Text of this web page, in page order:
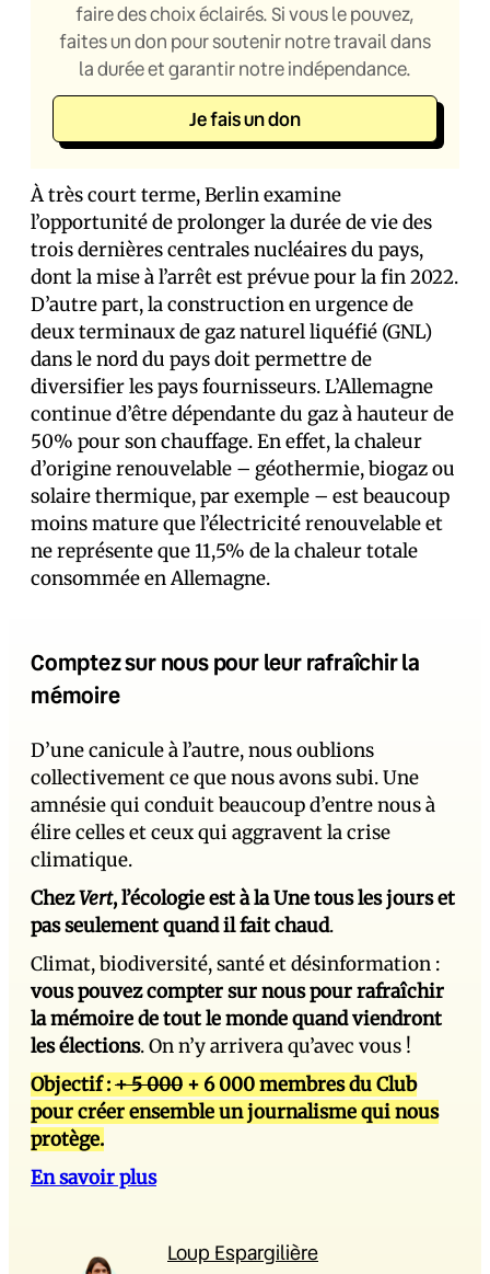
faire des choix éclairés. Si vous le pouvez,
faites un don pour soutenir notre travail dans
la durée et garantir notre indépendance.
Je fais un don
À très court terme, Berlin examine
l’opportunité de prolonger la durée de vie des
trois dernières centrales nucléaires du pays,
dont la mise à l’arrêt est prévue pour la fin 2022.
D’autre part, la construction en urgence de
deux terminaux de gaz naturel liquéfié (GNL)
dans le nord du pays doit permettre de
diversifier les pays fournisseurs. L’Allemagne
continue d’être dépendante du gaz à hauteur de
50% pour son chauffage. En effet, la chaleur
d’origine renouvelable – géothermie, biogaz ou
solaire thermique, par exemple – est beaucoup
moins mature que l’électricité renouvelable et
ne représente que 11,5% de la chaleur totale
consommée en Allemagne.
Comptez sur nous pour leur rafraîchir la
mémoire
D’une canicule à l’autre, nous oublions
collectivement ce que nous avons subi. Une
amnésie qui conduit beaucoup d’entre nous à
élire celles et ceux qui aggravent la crise
climatique.
ChezVert, l’écologie est à la Une tous les jours et
pas seulement quand il fait chaud.
Climat, biodiversité, santé et désinformation :
vous pouvez compter sur nous pour rafraîchir
la mémoire de tout le monde quand viendront
les élections. On n’y arrivera qu’avec vous !
Objectif :+ 5 000 + 6 000 membres du Club
pour créer ensemble un journalisme qui nous
protège.
En savoir plus
Loup Espargilière